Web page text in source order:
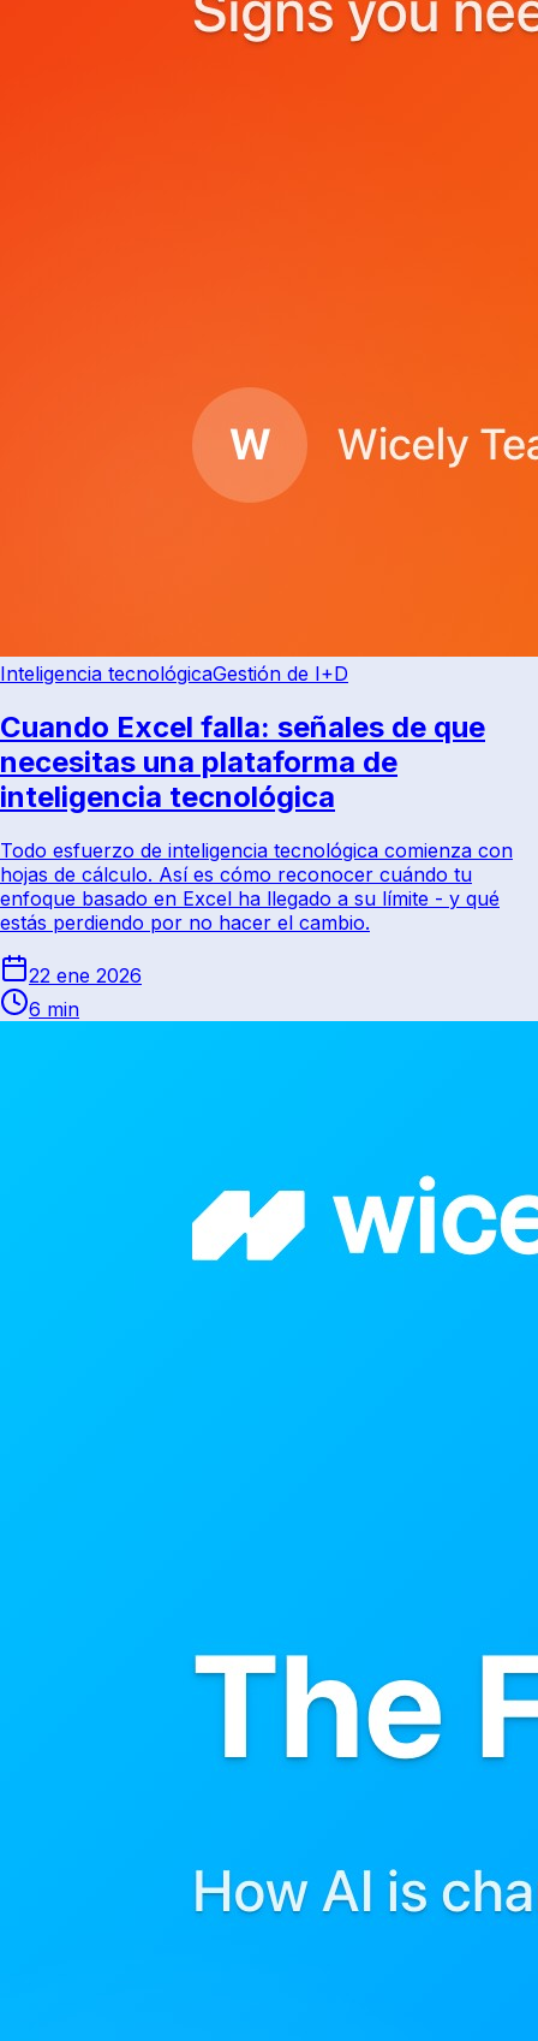
Inteligencia tecnológicaGestión de I+D
Cuando Excel falla: señales de que
necesitas una plataforma de
inteligencia tecnológica
Todo esfuerzo de inteligencia tecnológica comienza con
hojas de cálculo. Así es cómo reconocer cuándo tu
enfoque basado en Excel ha llegado a su límite - y qué
estás perdiendo por no hacer el cambio.
22 ene 2026
6 min